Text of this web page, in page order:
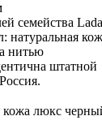
семейства
натуральная
нитью
штатной
люкс